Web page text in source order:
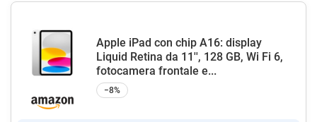
Apple iPad con chip A16: display
Liquid Retina da 11'', 128 GB, Wi Fi 6,
fotocamera frontale e...
−8%